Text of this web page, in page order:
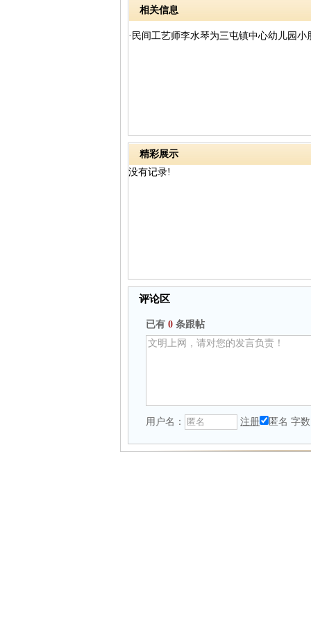
相关信息
·民间工艺师李水琴为三屯镇中心幼儿园小
精彩展示
没有记录!
评论区
已有 0 条跟帖
用户名： 注册 匿名 字